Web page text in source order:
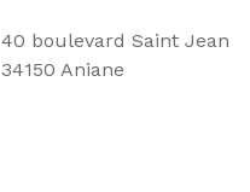
40 boulevard Saint Jean
34150 Aniane